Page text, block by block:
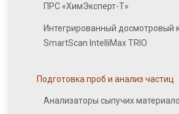
ПРС «ХимЭксперт-Т»
Интегрированный досмотровый
SmartScan IntelliMax TRIO
Подготовка проб и анализ частиц
Анализаторы сыпучих